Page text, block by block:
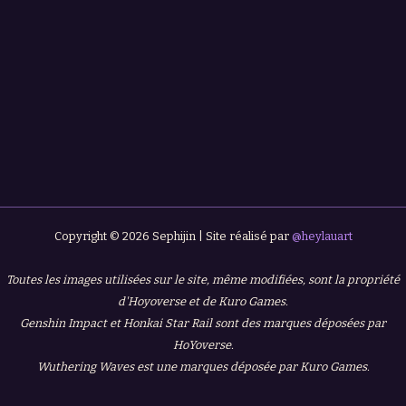
Copyright © 2026 Sephijin | Site réalisé par @heylauart
Toutes les images utilisées sur le site, même modifiées, sont la propriété
d'Hoyoverse et de Kuro Games.
Genshin Impact et Honkai Star Rail sont des marques déposées par
HoYoverse.
Wuthering Waves est une marques déposée par Kuro Games.